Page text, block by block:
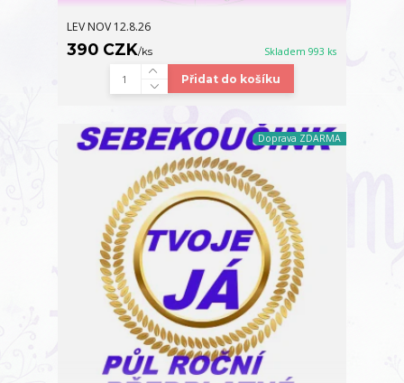
LEV NOV 12.8.26
390 CZK/ks Skladem 993 ks
Přidat do košíku
Doprava ZDARMA